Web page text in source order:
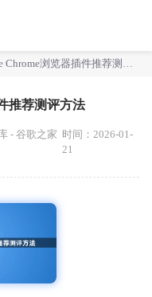
推荐测评方法
- 谷歌之家 时间：2026-01-
21